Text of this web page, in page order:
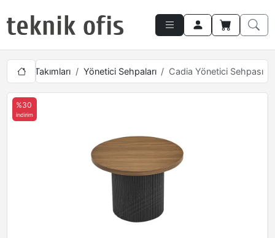
Yönetici Takımları Yönetici Sehpaları Cadia Yönetici Sehpası
%30
indirim